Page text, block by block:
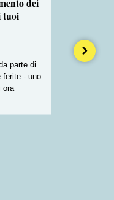
tuoi
parte di
ferite - uno
ora